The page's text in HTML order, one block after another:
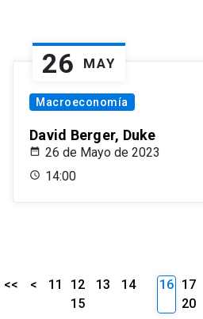
26 MAY
Macroeconomía
David Berger, Duke
26 de Mayo de 2023
14:00
<< < 11 12 13
14
15
16 17
20